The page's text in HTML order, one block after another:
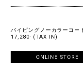
パイピングノーカラーコー
17,280- (TAX IN)
ONLINE STORE